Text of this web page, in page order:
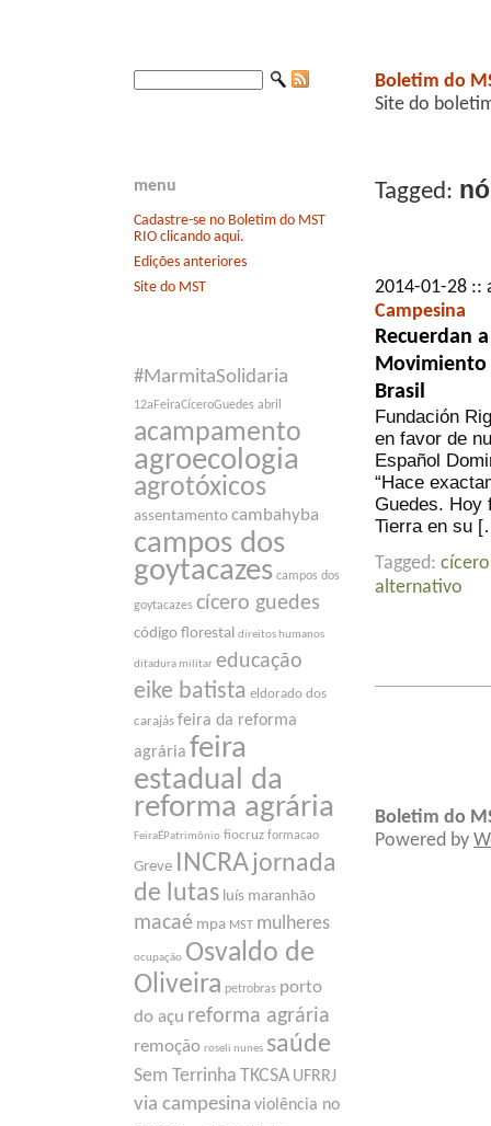
menu
Cadastre-se no Boletim do MST
RIO clicando aqui.
Edições anteriores
Site do MST
#MarmitaSolidaria
12aFeiraCíceroGuedes abril
acampamento
agroecologia
agrotóxicos
assentamento cambahyba
campos dos
goytacazes campos dos
goytacazes cícero guedes
código florestal direitos humanos
ditadura militar educação
eike batista eldorado dos
carajás feira da reforma
agrária feira
estadual da
reforma agrária
FeiraÉPatrimônio fiocruz formacao
Greve INCRA jornada
de lutas luís maranhão
macaé mpa MST mulheres
ocupação Osvaldo de
Oliveira petrobras porto
do açu reforma agrária
remoção roseli nunes saúde
Sem Terrinha TKCSA UFRRJ
via campesina violência no
Boletim do
Site do
Tagged:
2014-01-28
Campesina
Recuerdan
Movimiento
Brasil
Fundación
en favor de
Español
“Hace
Guedes. Hoy
Tierra en su
Tagged:
alternativo
Boletim do
Powered by